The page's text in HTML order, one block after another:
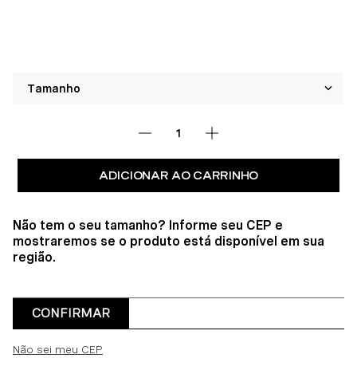
ADICIONAR AO CARRINHO
Não tem o seu tamanho? Informe seu CEP e
mostraremos se o produto está disponível em sua
região.
CONFIRMAR
Não sei meu CEP